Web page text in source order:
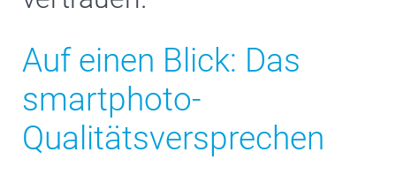
Auf einen Blick: Das
smartphoto-
Qualitätsversprechen